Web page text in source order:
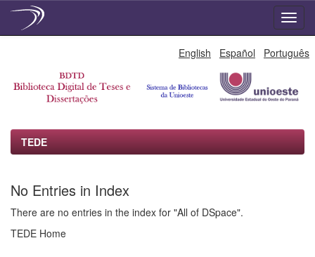
English Español Português
TEDE
No Entries in Index
There are no entries in the index for "All of DSpace".
TEDE Home